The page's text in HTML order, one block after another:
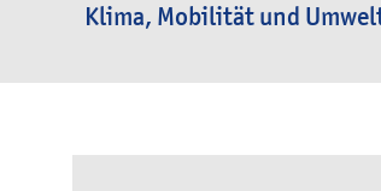
Klima, Mobilität und